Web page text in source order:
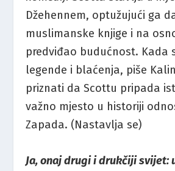
Džehennem, optužujući ga
muslimanske knjige i na
predviđao budućnost. Kada
legende i blaćenja, piše
priznati da Scottu pripada
važno mjesto u historiji
Zapada. (Nastavlja se)
Ja, onaj drugi i drukčiji svijet: